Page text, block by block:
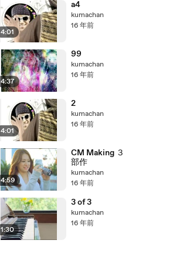
4:01
a4
kumachan
16 年前
4:37
99
kumachan
16 年前
4:01
2
kumachan
16 年前
4:59
CM Making ３
部作
kumachan
16 年前
1:30
3 of 3
kumachan
16 年前